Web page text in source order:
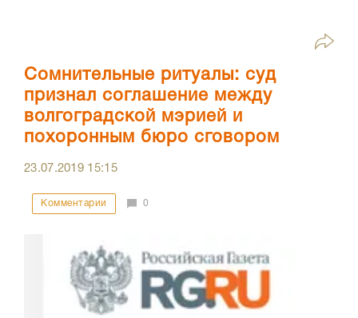
Сомнительные ритуалы: суд
признал соглашение между
волгоградской мэрией и
похоронным бюро сговором
23.07.2019 15:15
Комментарии 0